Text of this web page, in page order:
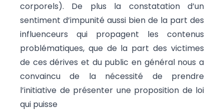
corporels). De plus la constatation d’un
sentiment d’impunité aussi bien de la part des
influenceurs qui propagent les contenus
problématiques, que de la part des victimes
de ces dérives et du public en général nous a
convaincu de la nécessité de prendre
l’initiative de présenter une proposition de loi
qui puisse